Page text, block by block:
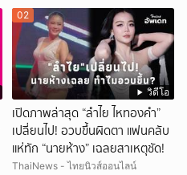
วิดีโอ
02
เปิดภาพล่าสุด “ลำไย ไหทองคำ”
เปลี่ยนไป! อวบขึ้นผิดตา แฟนคลับ
แห่ทัก “นายห้าง” เฉลยสาเหตุชัด!
ThaiNews - ไทยนิวส์ออนไลน์